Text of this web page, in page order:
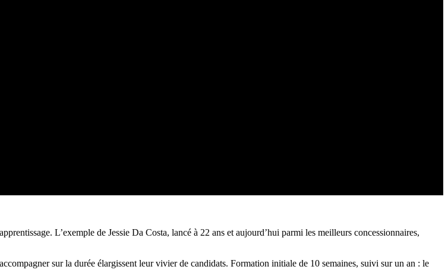
L’exemple de Jessie Da Costa, lancé à 22 ans et aujourd’hui parmi les meilleurs concessionnaires,
sur la durée élargissent leur vivier de candidats. Formation initiale de 10 semaines, suivi sur un an : le